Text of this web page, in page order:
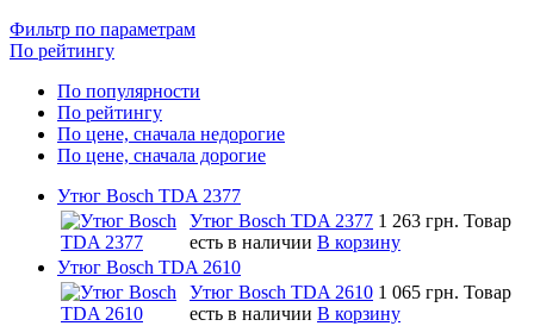
Фильтр по параметрам
По рейтингу
По популярности
По рейтингу
По цене, сначала недорогие
По цене, сначала дорогие
Утюг Bosch TDA 2377
Утюг Bosch TDA 2377 1 263 грн. Товар
есть в наличии В корзину
Утюг Bosch TDA 2610
Утюг Bosch TDA 2610 1 065 грн. Товар
есть в наличии В корзину